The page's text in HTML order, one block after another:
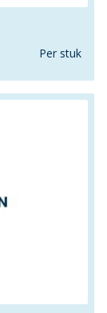
Per stuk